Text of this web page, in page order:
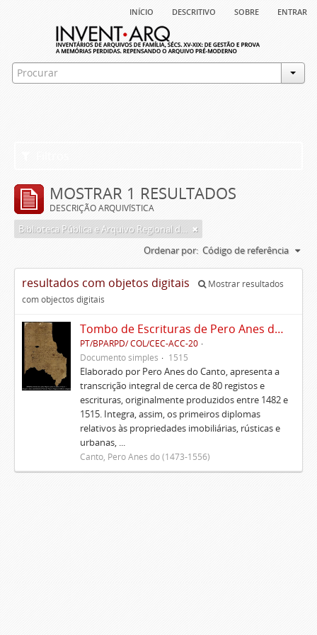
início descritivo sobre entrar
MOSTRAR 1 RESULTADOS
DESCRIÇÃO ARQUIVÍSTICA
Biblioteca Pública e Arquivo Regional de Ponta Delgada
Ordenar por: Código de referência
resultados com objetos digitais
Mostrar resultados
com objectos digitais
Tombo de Escrituras de Pero Anes do Canto
PT/BPARPD/ COL/CEC-ACC-20
Documento simples
1515
Elaborado por Pero Anes do Canto, apresenta a
transcrição integral de cerca de 80 registos e
escrituras, originalmente produzidos entre 1482 e
1515. Integra, assim, os primeiros diplomas
relativos às propriedades imobiliárias, rústicas e
urbanas, ...
Canto, Pero Anes do (1473-1556)